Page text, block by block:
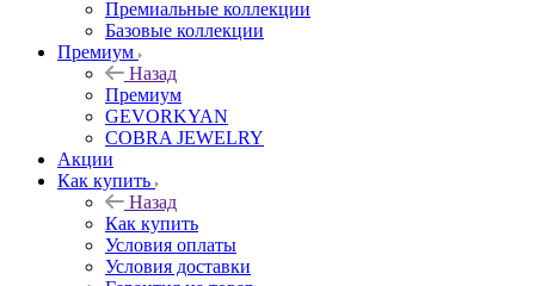
Премиальные коллекции
Базовые коллекции
Премиум
Назад
Премиум
GEVORKYAN
COBRA JEWELRY
Акции
Как купить
Назад
Как купить
Условия оплаты
Условия доставки